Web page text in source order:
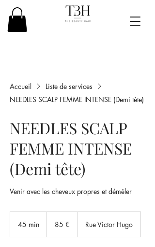
Accueil
Liste de services
NEEDLES SCALP FEMME INTENSE (Demi tête)
NEEDLES SCALP
FEMME INTENSE
(Demi tête)
Venir avec les cheveux propres et démêler
45 min 85 € Rue Victor Hugo